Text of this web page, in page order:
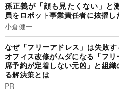
孫正義が「顔も見たくない」と
員をロボット事業責任者に抜擢し
小倉健一
なぜ「フリーアドレス」は失敗
オフィス改修がムダになる「フ
席予約が定着しない元凶」と組
る解決策とは
PR